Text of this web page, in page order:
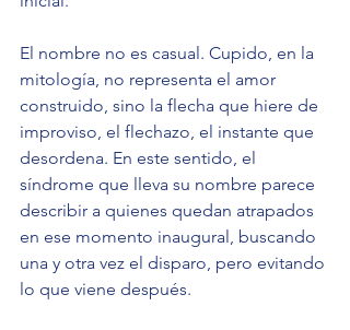
El nombre no es casual. Cupido, en la
mitología, no representa el amor
construido, sino la flecha que hiere de
improviso, el flechazo, el instante que
desordena. En este sentido, el
síndrome que lleva su nombre parece
describir a quienes quedan atrapados
en ese momento inaugural, buscando
una y otra vez el disparo, pero evitando
lo que viene después.